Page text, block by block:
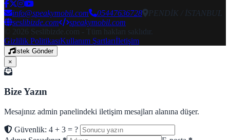
info@speakymobil.com 05447636728
PENDİK / İSTANBUL
seslibizde.com
speakymobil.com
© 2026 Seslibizde.com - Tüm hakları saklıdır.
Gizlilik PolitikasıKullanım Şartlarıİletişim
İstek Gönder
×
Bize Yazın
Mesajınız admin panelindeki iletişim mesajları alanına düşer.
Güvenlik: 4 + 3 = ?